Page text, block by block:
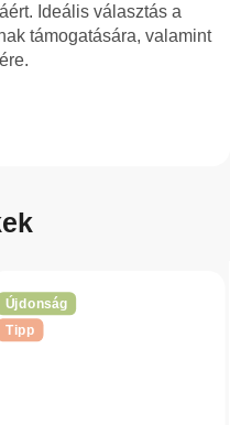
Ideális választás a
támogatására, valamint
Újdonság
Tipp